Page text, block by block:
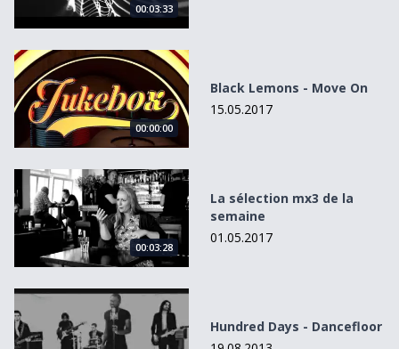
00:03:33
Black Lemons - Move On
00:00:00
Black Lemons - Move On
15.05.2017
La sélection mx3 de la semaine
00:03:28
La sélection mx3 de la
semaine
01.05.2017
Hundred Days - Dancefloor
Hundred Days - Dancefloor